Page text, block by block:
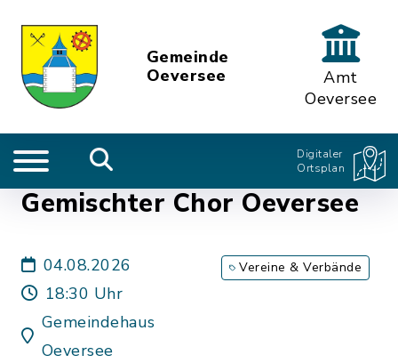
Gemeinde
Oeversee
Amt
Oeversee
Digitaler
Ortsplan
Gemischter Chor Oeversee
04.08.2026
18:30 Uhr
Gemeindehaus
Oeversee
Vereine & Verbände